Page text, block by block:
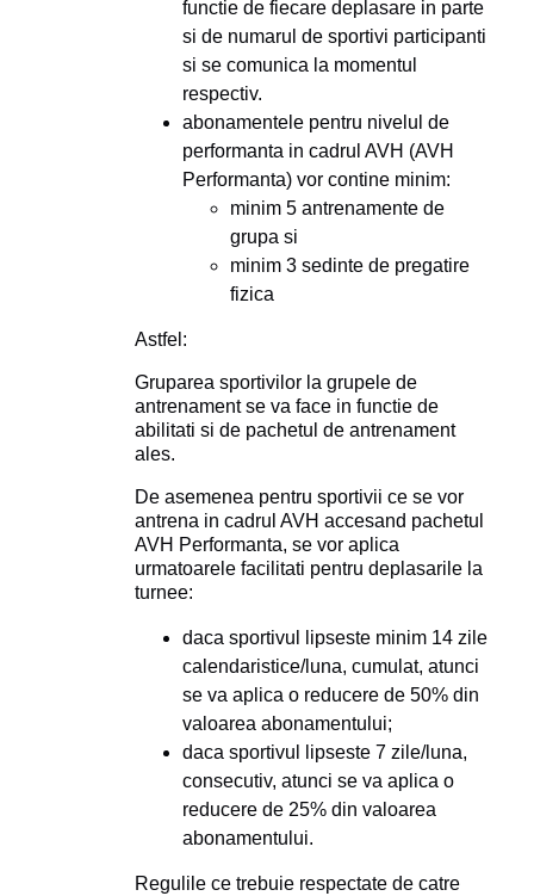
functie de fiecare deplasare in parte
si de numarul de sportivi participanti
si se comunica la momentul
respectiv.
abonamentele pentru nivelul de
performanta in cadrul AVH (AVH
Performanta) vor contine minim:
minim 5 antrenamente de
grupa si
minim 3 sedinte de pregatire
fizica
Astfel:
Gruparea sportivilor la grupele de
antrenament se va face in functie de
abilitati si de pachetul de antrenament
ales.
De asemenea pentru sportivii ce se vor
antrena in cadrul AVH accesand pachetul
AVH Performanta, se vor aplica
urmatoarele facilitati pentru deplasarile la
turnee:
daca sportivul lipseste minim 14 zile
calendaristice/luna, cumulat, atunci
se va aplica o reducere de 50% din
valoarea abonamentului;
daca sportivul lipseste 7 zile/luna,
consecutiv, atunci se va aplica o
reducere de 25% din valoarea
abonamentului.
Regulile ce trebuie respectate de catre